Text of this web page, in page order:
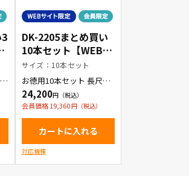
DK-2205まとめ買い
10本セット【WEB限
定商品】
サイズ：10本セット
お徳用10本セット 長尺紙
テープ(大)
24,200
会員価格 19,360
カートに入れる
対応機種